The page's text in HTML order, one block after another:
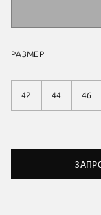
РАЗМЕР
42 44 46